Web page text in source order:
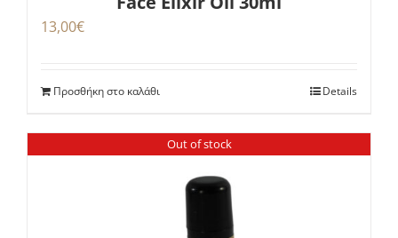
13,00€
Προσθήκη στο καλάθι Details
Out of stock